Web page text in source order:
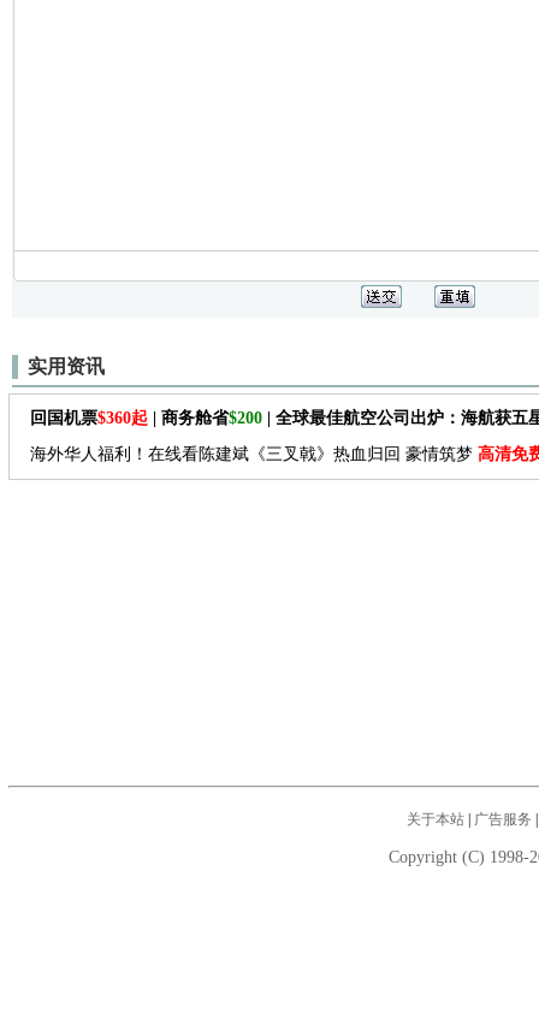
实用资讯
回国机票$360起 | 商务舱省$200 | 全球最佳航空公司出炉：海航获五
海外华人福利！在线看陈建斌《三叉戟》热血归回 豪情筑梦 高清免
关于本站| 广告服务
Copyright (C) 1998-